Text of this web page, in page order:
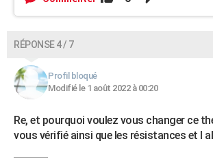
RÉPONSE 4 / 7
Profil bloqué
Modifié le 1 août 2022 à 00:20
Re, et pourquoi voulez vous changer ce
vous vérifié ainsi que les résistances et l